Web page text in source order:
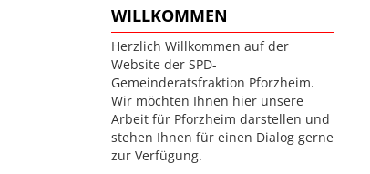
WILLKOMMEN
Herzlich Willkommen auf der
Website der SPD-
Gemeinderatsfraktion Pforzheim.
Wir möchten Ihnen hier unsere
Arbeit für Pforzheim darstellen und
stehen Ihnen für einen Dialog gerne
zur Verfügung.